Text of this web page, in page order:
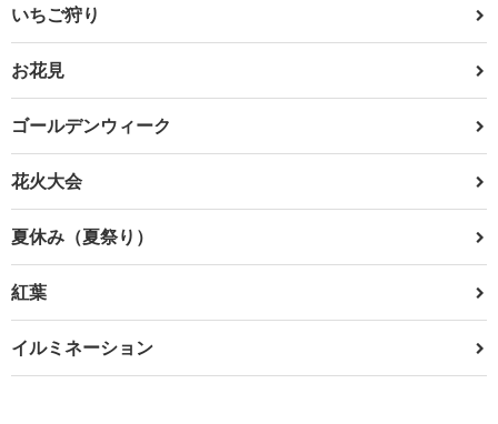
いちご狩り
お花見
ゴールデンウィーク
花火大会
夏休み（夏祭り）
紅葉
イルミネーション